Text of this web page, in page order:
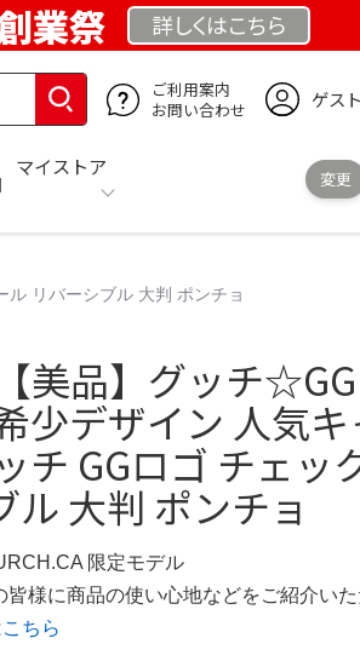
業祭 詳しくはこちら
ご利用案内
お問い合わせ
ゲス
マイストア
変更
リバーシブル 大判 ポンチョ
美品】グッチ‪
少デザイン 人気
チ GGロゴ チェッ
ル 大判 ポンチョ
限定モデル
皆様に商品の使い心地などをご紹介いた
ちら